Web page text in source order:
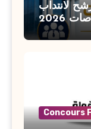
لانتداب
عديد الاختصاصات 2026 / Concours BT
Banque
Concours